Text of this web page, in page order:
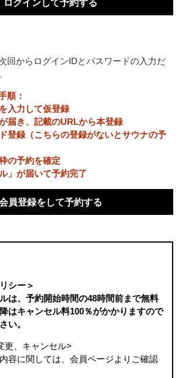
ログインして予約する
回からログインIDとパスワードの入力だ
順：
入力して仮登録
届き、記載のURLから本登録
登録（こちらの登録がないとサウナの予
の予約を確定
」が届いて予約完了
員登録をして予約する
シー＞
は、予約開始時間の48時間前まで無料
はキャンセル料100％がかかりますので
い。
更、キャンセル>
容に関しては、会員ページよりご確認